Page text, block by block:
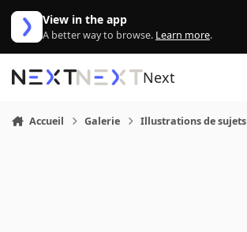
Aller au contenu
View in the app
A better way to browse. Learn more.
Next
Accueil Galerie Illustrations de sujets